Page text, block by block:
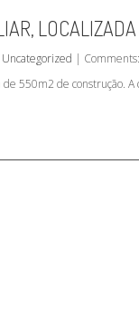
Uncategorized |
550m2 de construção.